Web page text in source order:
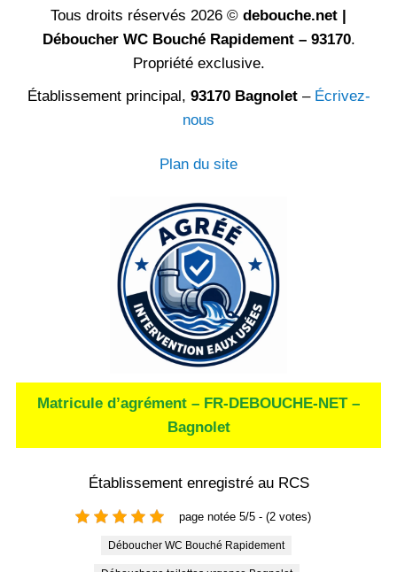
Tous droits réservés 2026 © debouche.net |
Déboucher WC Bouché Rapidement – 93170.
Propriété exclusive.
Établissement principal, 93170 Bagnolet– Écrivez-
nous
Plan du site
Matricule d’agrément – FR-DEBOUCHE-NET –
Bagnolet
Établissement enregistré au RCS
page notée 5/5 - (2 votes)
Déboucher WC Bouché Rapidement